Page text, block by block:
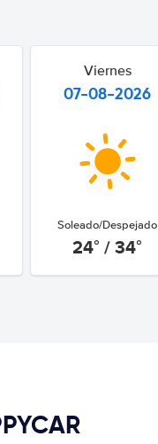
Viernes
07-08-2026
Soleado/Despejado
24° / 34°